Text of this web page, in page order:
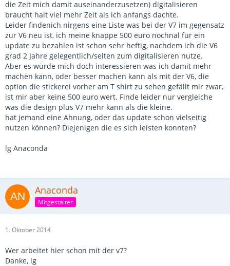
die Zeit mich damit auseinanderzusetzen) digitalisieren
braucht halt viel mehr Zeit als ich anfangs dachte.
Leider findenich nirgens eine Liste was bei der V7 im gegensatz
zur V6 neu ist, ich meine knappe 500 euro nochnal für ein
update zu bezahlen ist schon sehr heftig, nachdem ich die V6
grad 2 Jahre gelegentlich/selten zum digitalisieren nutze.
Aber es würde mich doch interessieren was ich damit mehr
machen kann, oder besser machen kann als mit der V6, die
option die stickerei vorher am T shirt zu sehen gefällt mir zwar,
ist mir aber keine 500 euro wert. Finde leider nur vergleiche
was die design plus V7 mehr kann als die kleine.
hat jemand eine Ahnung, oder das update schon vielseitig
nutzen können? Diejenigen die es sich leisten konnten?
lg Anaconda
Anaconda
Mitgestalter
1. Oktober 2014
Wer arbeitet hier schon mit der v7?
Danke, lg